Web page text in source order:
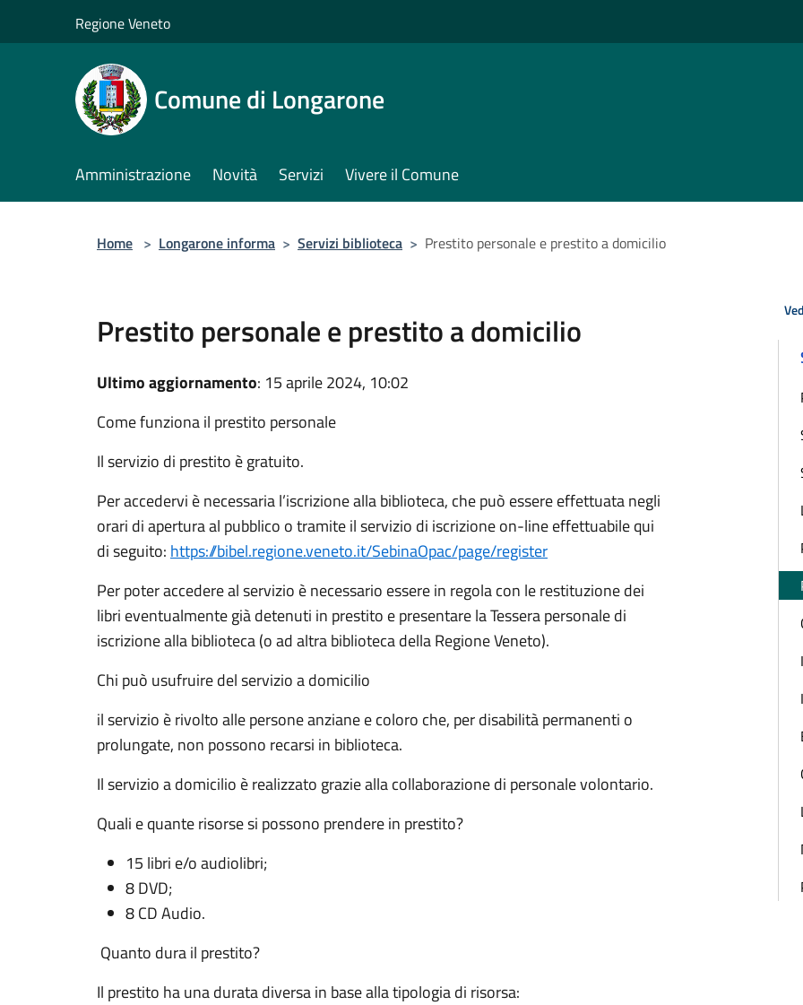
Regione Veneto
Comune di Longarone
Amministrazione Novità Servizi Vivere il Comune
Home > Longarone informa > Servizi biblioteca > Prestito personale e prestito a domicilio
Prestito personale e prestito a domicilio
Ultimo aggiornamento: 15 aprile 2024, 10:02
Come funziona il prestito personale
Il servizio di prestito è gratuito.
Per accedervi è necessaria l’iscrizione alla biblioteca, che può essere effettuata negli
orari di apertura al pubblico o tramite il servizio di iscrizione on-line effettuabile qui
di seguito: https://bibel.regione.veneto.it/SebinaOpac/page/register
Per poter accedere al servizio è necessario essere in regola con le restituzione dei
libri eventualmente già detenuti in prestito e presentare la Tessera personale di
iscrizione alla biblioteca (o ad altra biblioteca della Regione Veneto).
Chi può usufruire del servizio a domicilio
il servizio è rivolto alle persone anziane e coloro che, per disabilità permanenti o
prolungate, non possono recarsi in biblioteca.
Il servizio a domicilio è realizzato grazie alla collaborazione di personale volontario.
Quali e quante risorse si possono prendere in prestito?
15 libri e/o audiolibri;
8 DVD;
8 CD Audio.
Quanto dura il prestito?
Il prestito ha una durata diversa in base alla tipologia di risorsa: